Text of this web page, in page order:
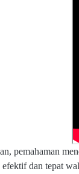
pemahaman
dan tepat